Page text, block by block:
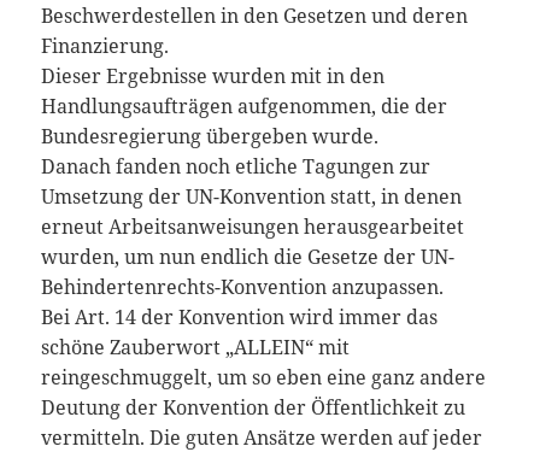
Beschwerdestellen in den Gesetzen und deren
Finanzierung.
Dieser Ergebnisse wurden mit in den
Handlungsaufträgen aufgenommen, die der
Bundesregierung übergeben wurde.
Danach fanden noch etliche Tagungen zur
Umsetzung der UN-Konvention statt, in denen
erneut Arbeitsanweisungen herausgearbeitet
wurden, um nun endlich die Gesetze der UN-
Behindertenrechts-Konvention anzupassen.
Bei Art. 14 der Konvention wird immer das
schöne Zauberwort „ALLEIN“ mit
reingeschmuggelt, um so eben eine ganz andere
Deutung der Konvention der Öffentlichkeit zu
vermitteln. Die guten Ansätze werden auf jeder